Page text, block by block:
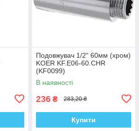
Подовжувач 1/2" 60мм (хром)
KOER KF.E06-60.CHR
(KF0099)
В наявності
236 ₴ 283,20 ₴
Купити